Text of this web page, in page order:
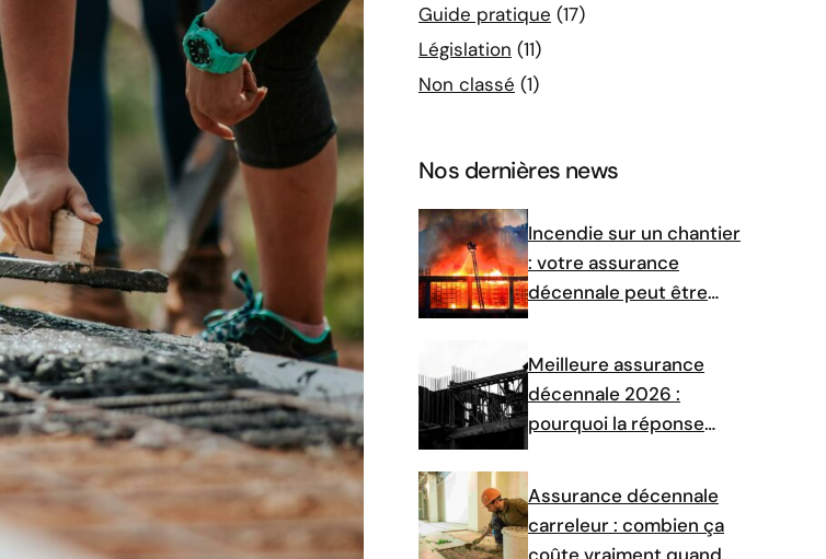
Guide pratique (17)
Législation (11)
Non classé (1)
Nos dernières news
Incendie sur un chantier
: votre assurance
décennale peut être
cause identifiée
Meilleure assurance
décennale 2026 :
pourquoi la réponse
Assurance décennale
carreleur : combien ça